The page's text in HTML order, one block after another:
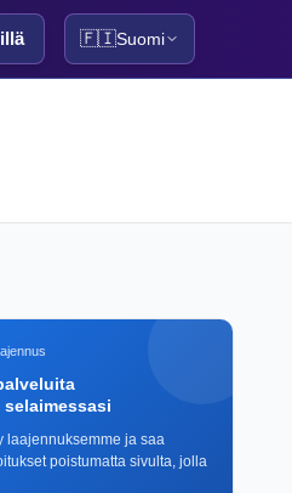
🇫🇮Suomi
laajennuksemme ja saa
poistumatta sivulta, jolla